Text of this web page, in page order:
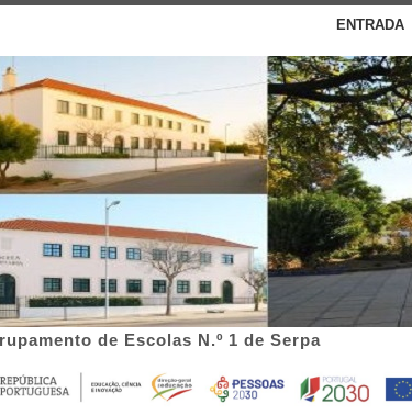
de Escolas N.º 1 de Serpa
ENTRADA